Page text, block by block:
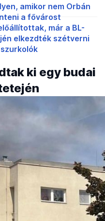
amikor nem Orbán
a fővárost
már a BL-
elkezdték szétverni
ki egy budai